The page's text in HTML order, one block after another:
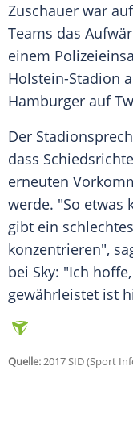
Zuschauer war
Teams das
einem
Holstein-Stadion
Hamburger auf
Der
dass
erneuten
werde. "So etwas
gibt ein
konzentrieren",
bei Sky: "Ich
gewährleistet ist
Quelle:2017 SID (Sport